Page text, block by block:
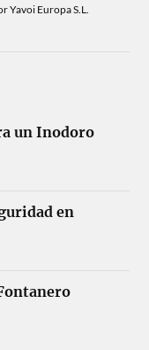
Europa S.L.
un Inodoro
en